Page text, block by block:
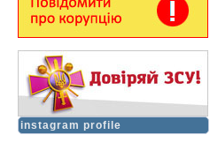
instagram profile